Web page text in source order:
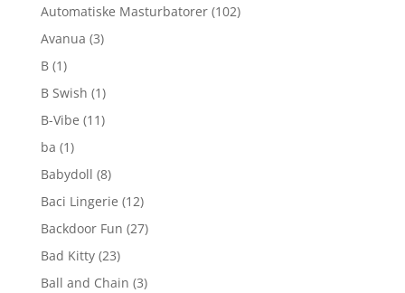
Automatiske Masturbatorer (102)
Avanua (3)
B (1)
B Swish (1)
B-Vibe (11)
ba (1)
Babydoll (8)
Baci Lingerie (12)
Backdoor Fun (27)
Bad Kitty (23)
Ball and Chain (3)